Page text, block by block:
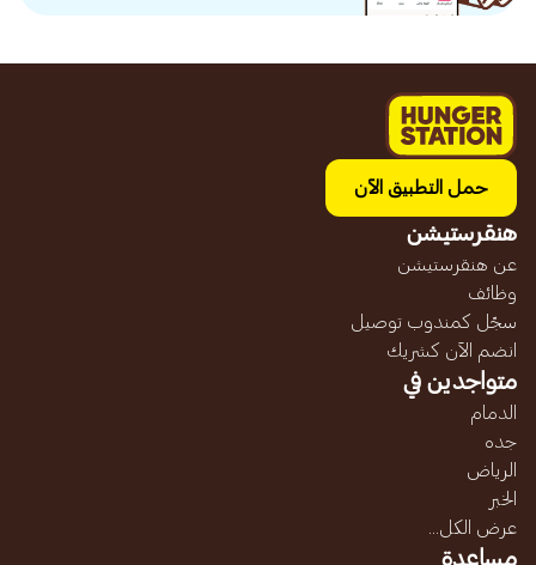
حمل التطبيق الآن
هنقرستيشن
عن هنقرستيشن
وظائف
سجّل كمندوب توصيل
انضم الآن كشريك
متواجدين في
الدمام
جده
الرياض
الخبر
عرض الكل...
مساعدة